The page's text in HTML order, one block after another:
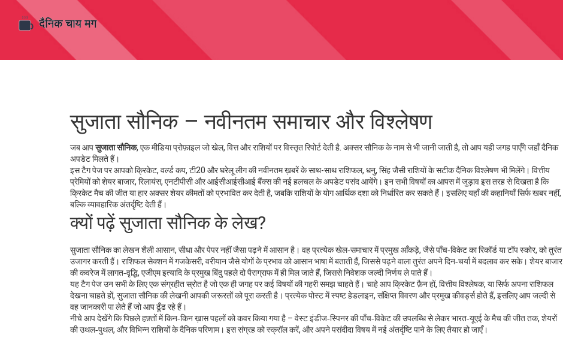
सुजाता सौनिक – नवीनतम समाचार और विश्लेषण
जब आपसुजाता सौनिक, एक मीडिया प्रोफ़ाइल जो खेल, वित्त और राशियों पर विस्तृत रिपोर्ट देती है. अक्सरसौनिकके नाम से भी जानी जाती है, तो आप यही जगह पाएँगे जहाँ दैनिक
अपडेट मिलते हैं।
इस टैग पेज पर आपकोक्रिकेट, वर्ल्ड कप, टी20 और घरेलू लीग की नवीनतम ख़बरेंके साथ-साथराशिफल, धनु, सिंह जैसी राशियों के सटीक दैनिक विश्लेषणभी मिलेंगे। वित्तीय
प्रेमियों कोशेयर बाजार, रिलायंस, एनटीपीसी और आईसीआईसीआई बैंक्स की नई हलचलके अपडेट पसंद आयेंगे। इन सभी विषयों का आपस में जुड़ाव इस तरह से दिखता है कि
क्रिकेट मैच की जीत या हार अक्सर शेयर कीमतों को प्रभावित कर देती है, जबकि राशियों के योग आर्थिक दशा को निर्धारित कर सकते हैं। इसलिए यहाँ की कहानियाँ सिर्फ खबर नहीं,
बल्कि व्यावहारिक अंतर्दृष्टि देती हैं।
क्यों पढ़ें सुजाता सौनिक के लेख?
सुजाता सौनिक का लेखन शैली आसान, सीधा और पेपर नहीं जैसा पढ़ने में आसान है। वह प्रत्येक खेल‑समाचार में प्रमुख आँकड़े, जैसे पाँच‑विकेट का रिकॉर्ड या टॉप स्कोर, को तुरंत
उजागर करती हैं। राशिफल सेक्शन में गजकेसरी, वरीयान जैसे योगों के प्रभाव को आसान भाषा में बताती हैं, जिससे पढ़ने वाला तुरंत अपने दिन‑चर्या में बदलाव कर सके। शेयर बाजार
की कवरेज में लागत‑वृद्धि, एजीएम इत्यादि के प्रमुख बिंदु पहले दो पैराग्राफ में ही मिल जाते हैं, जिससे निवेशक जल्दी निर्णय ले पाते हैं।
यह टैग पेज उन सभी के लिए एक संग्रहीत स्रोत है जो एक ही जगह पर कई विषयों की गहरी समझ चाहते हैं। चाहे आप क्रिकेट फ़ैन हों, वित्तीय विश्लेषक, या सिर्फ अपना राशिफल
देखना चाहते हों, सुजाता सौनिक की लेखनी आपकी जरूरतों को पूरा करती है। प्रत्येक पोस्ट में स्पष्ट हेडलाइन, संक्षिप्त विवरण और प्रमुख कीवर्ड्स होते हैं, इसलिए आप जल्दी से
वह जानकारी पा लेते हैं जो आप ढूँढ रहे हैं।
नीचे आप देखेंगे कि पिछले हफ़्तों में किन‑किन ख़ास पहलों को कवर किया गया है – वेस्ट इंडीज‑स्पिनर की पाँच‑विकेट की उपलब्धि से लेकर भारत‑यूएई के मैच की जीत तक, शेयरों
की उथल‑पुथल, और विभिन्न राशियों के दैनिक परिणाम। इस संग्रह को स्क्रॉल करें, और अपने पसंदीदा विषय में नई अंतर्दृष्टि पाने के लिए तैयार हो जाएँ।